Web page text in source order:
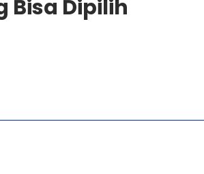
Bisa Dipilih